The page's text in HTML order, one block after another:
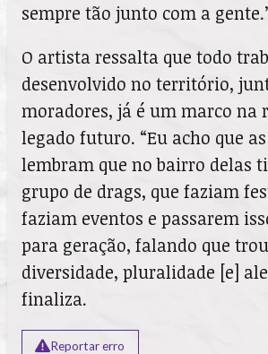
sempre tão junto com a
O artista ressalta que todo
desenvolvido no território,
moradores, já é um marco na
legado futuro. “Eu acho que
lembram que no bairro delas
grupo de drags, que faziam
faziam eventos e passarem
para geração, falando que
diversidade, pluralidade [e]
finaliza.
Reportar erro